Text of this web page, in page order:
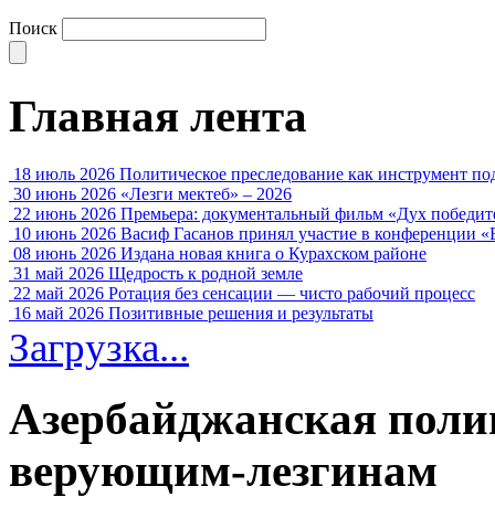
Поиск
Главная лента
18 июль 2026 Политическое преследование как инструмент
30 июнь 2026 «Лезги мектеб» – 2026
22 июнь 2026 Премьера: документальный фильм «Дух
10 июнь 2026 Васиф Гасанов принял участие в конференции
08 июнь 2026 Издана новая книга о Курахском районе
31 май 2026 Щедрость к родной земле
22 май 2026 Ротация без сенсации — чисто рабочий процесс
16 май 2026 Позитивные решения и результаты
Загрузка...
Азербайджанская
верующим-лезгинам